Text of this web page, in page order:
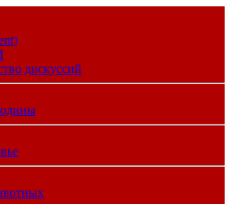
дискуссий